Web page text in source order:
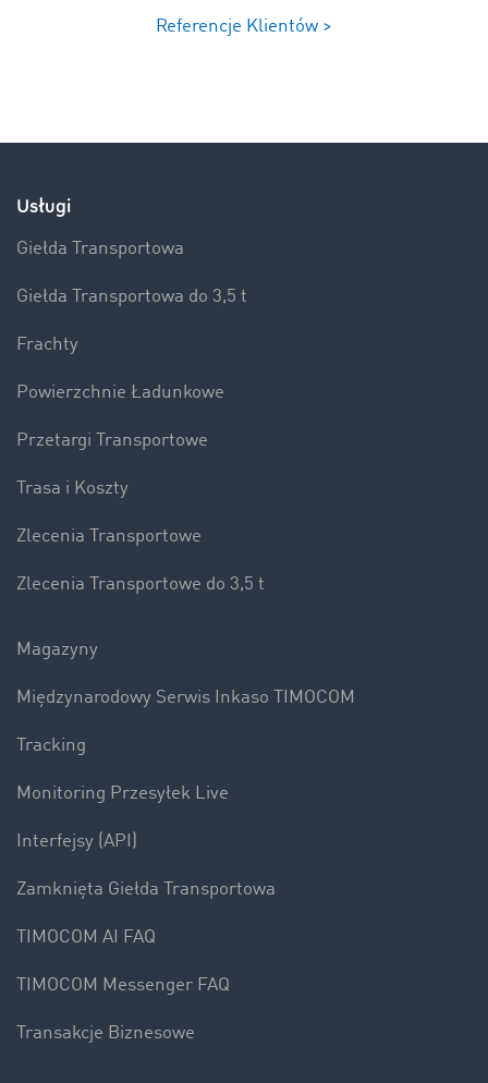
Referencje Klientów >
Usługi
Giełda Transportowa
Giełda Transportowa do 3,5 t
Frachty
Powierzchnie Ładunkowe
Przetargi Transportowe
Trasa i Koszty
Zlecenia Transportowe
Zlecenia Transportowe do 3,5 t
Magazyny
Międzynarodowy Serwis Inkaso TIMOCOM
Tracking
Monitoring Przesyłek Live
Interfejsy (API)
Zamknięta Giełda Transportowa
TIMOCOM AI FAQ
TIMOCOM Messenger FAQ
Transakcje Biznesowe